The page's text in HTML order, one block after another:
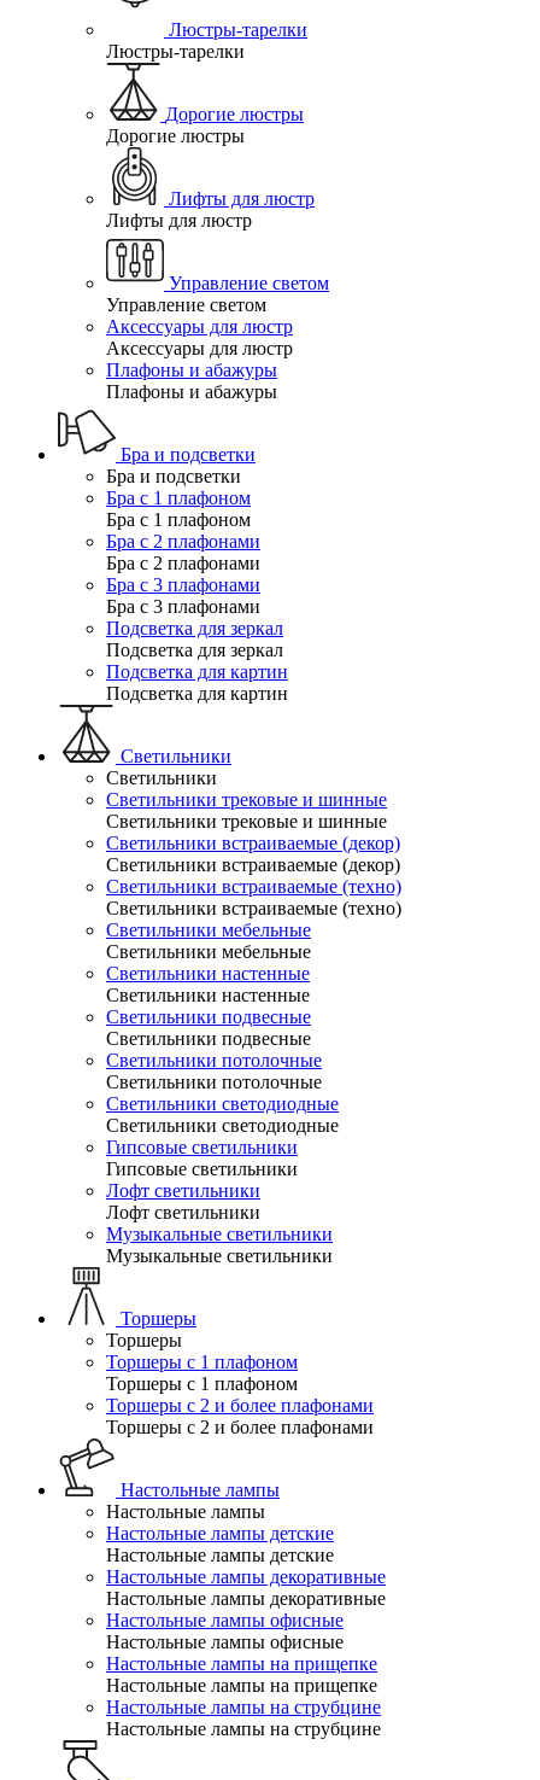
Люстры-тарелки
Люстры-тарелки
Дорогие люстры
Дорогие люстры
Лифты для люстр
Лифты для люстр
Управление светом
Управление светом
Аксессуары для люстр
Аксессуары для люстр
Плафоны и абажуры
Плафоны и абажуры
Бра и подсветки
Бра и подсветки
Бра с 1 плафоном
Бра с 1 плафоном
Бра с 2 плафонами
Бра с 2 плафонами
Бра с 3 плафонами
Бра с 3 плафонами
Подсветка для зеркал
Подсветка для зеркал
Подсветка для картин
Подсветка для картин
Светильники
Светильники
Светильники трековые и шинные
Светильники трековые и шинные
Светильники встраиваемые (декор)
Светильники встраиваемые (декор)
Светильники встраиваемые (техно)
Светильники встраиваемые (техно)
Светильники мебельные
Светильники мебельные
Светильники настенные
Светильники настенные
Светильники подвесные
Светильники подвесные
Светильники потолочные
Светильники потолочные
Светильники светодиодные
Светильники светодиодные
Гипсовые светильники
Гипсовые светильники
Лофт светильники
Лофт светильники
Музыкальные светильники
Музыкальные светильники
Торшеры
Торшеры
Торшеры с 1 плафоном
Торшеры с 1 плафоном
Торшеры с 2 и более плафонами
Торшеры с 2 и более плафонами
Настольные лампы
Настольные лампы
Настольные лампы детские
Настольные лампы детские
Настольные лампы декоративные
Настольные лампы декоративные
Настольные лампы офисные
Настольные лампы офисные
Настольные лампы на прищепке
Настольные лампы на прищепке
Настольные лампы на струбцине
Настольные лампы на струбцине